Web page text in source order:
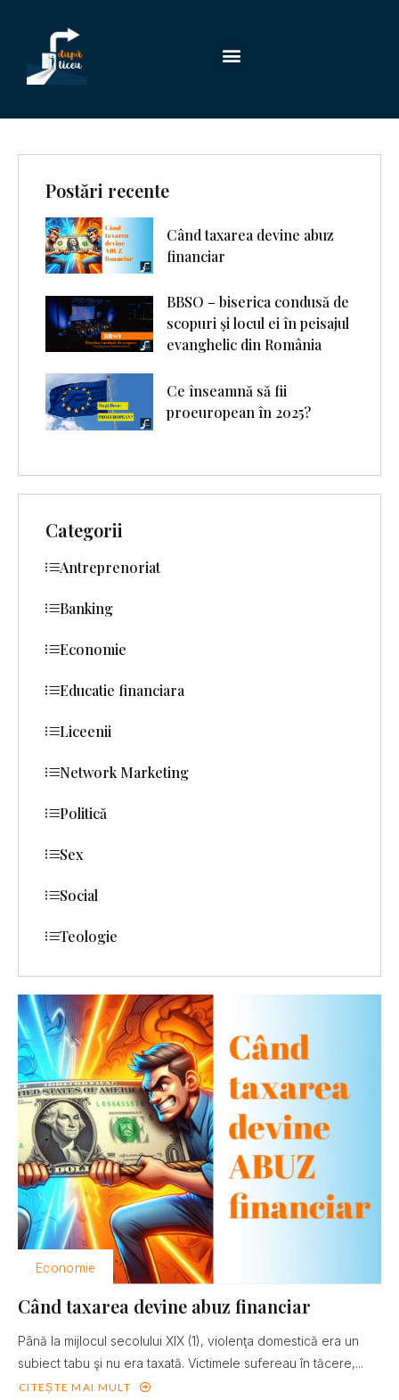
Economie
Când taxarea devine abuz financiar
Până la mijlocul secolului XIX (1), violenţa domestică era un
subiect tabu şi nu era taxată. Victimele sufereau în tăcere,...
CITEȘTE MAI MULT
Postări recente
Când taxarea devine abuz
financiar
BBSO – biserica condusă de
scopuri şi locul ei în peisajul
evanghelic din România
Ce înseamnă să fii
proeuropean în 2025?
Categorii
Antreprenoriat
Banking
Economie
Educatie financiara
Liceenii
Network Marketing
Politică
Sex
Social
Teologie